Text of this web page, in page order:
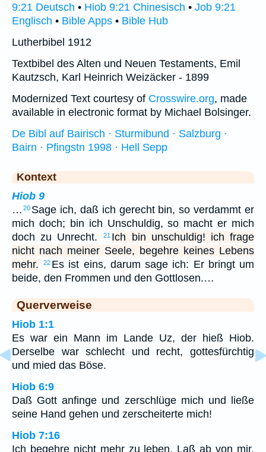
9:21 Deutsch • Hiob 9:21 Chinesisch • Job 9:21
Englisch • Bible Apps • Bible Hub
Lutherbibel 1912
Textbibel des Alten und Neuen Testaments, Emil
Kautzsch, Karl Heinrich Weizäcker - 1899
Modernized Text courtesy of Crosswire.org, made
available in electronic format by Michael Bolsinger.
De Bibl auf Bairisch · Sturmibund · Salzburg ·
Bairn · Pfingstn 1998 · Hell Sepp
Kontext
Hiob 9
… 20 Sage ich, daß ich gerecht bin, so verdammt er
mich doch; bin ich Unschuldig, so macht er mich
doch zu Unrecht.
21 Ich bin unschuldig! ich frage
nicht nach meiner Seele, begehre keines Lebens
mehr.
22 Es ist eins, darum sage ich: Er bringt um
beide, den Frommen und den Gottlosen.…
Querverweise
Hiob 1:1
Es war ein Mann im Lande Uz, der hieß Hiob.
Derselbe war schlecht und recht, gottesfürchtig
und mied das Böse.
Hiob 6:9
Daß Gott anfinge und zerschlüge mich und ließe
seine Hand gehen und zerscheiterte mich!
Hiob 7:16
Ich begehre nicht mehr zu leben. Laß ab von mir,